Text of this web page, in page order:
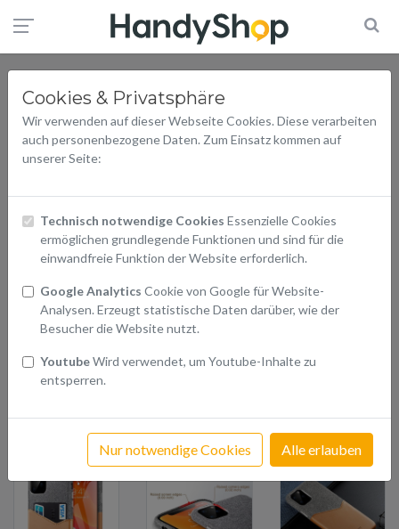
Cookies & Privatsphäre
Wir verwenden auf dieser Webseite Cookies. Diese verarbeiten
auch personenbezogene Daten. Zum Einsatz kommen auf
unserer Seite:
Technisch notwendige Cookies Essenzielle Cookies
ermöglichen grundlegende Funktionen und sind für die
einwandfreie Funktion der Website erforderlich.
Google Analytics Cookie von Google für Website-
Analysen. Erzeugt statistische Daten darüber, wie der
Besucher die Website nutzt.
YoutubeWird verwendet, um Youtube-Inhalte zu
entsperren.
Nur notwendige Cookies Alle erlauben